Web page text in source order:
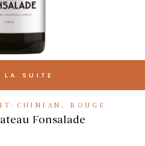
LA SUITE
CHINIAN ,ROUGE
Fonsalade